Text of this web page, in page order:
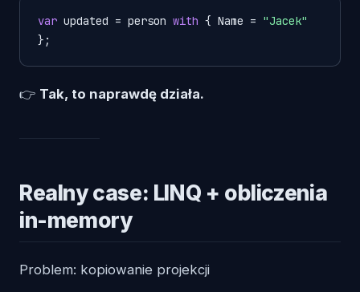
var updated = person with { Name = "Jacek"
};
👉 Tak, to naprawdę działa.
Realny case: LINQ + obliczenia
in-memory
Problem: kopiowanie projekcji